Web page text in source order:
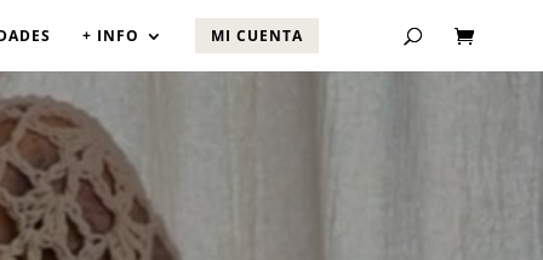
+ INFO MI CUENTA